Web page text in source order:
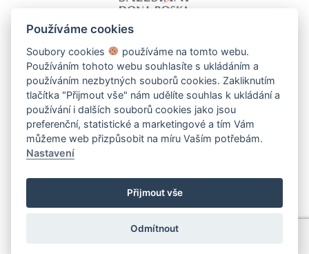
SALESKO - SALESIÁNSKÉ STŘEDISKO MLÁDEŽE DDM
BRNO-LÍŠEŇ
Kotlanova 2660/13, 628 00 Brno-Líšeň
Nastavení Cookie
Používáme cookies
Soubory cookies
používáme na tomto webu.
Používáním tohoto webu souhlasíte s ukládáním a
používáním nezbytných souborů cookies. Zakliknutím
tlačítka "Přijmout vše" nám udělíte souhlas k ukládání a
používání i dalších souborů cookies jako jsou
preferenční, statistické a marketingové a tím Vám
můžeme web přizpůsobit na míru Vaším potřebám.
Nastavení
Přijmout vše
Odmítnout